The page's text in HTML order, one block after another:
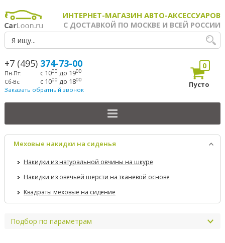
ИНТЕРНЕТ-МАГАЗИН АВТО-АКСЕССУАРОВ
С ДОСТАВКОЙ ПО МОСКВЕ И ВСЕЙ РОССИИ
+7 (495) 374-73-00
Пн-Пт: с 1000 до 1900
Сб-Вс: с 1000 до 1800
Заказать обратный звонок
0
Пусто
Меховые накидки на сиденья
Накидки из натуральной овчины на шкуре
Накидки из овечьей шерсти на тканевой основе
Квадраты меховые на сидение
Подбор по параметрам